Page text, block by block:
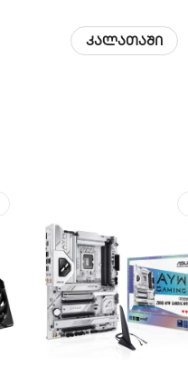
კალათაში